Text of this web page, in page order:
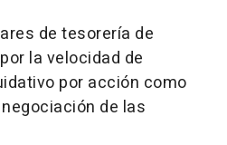
de tesorería de
la velocidad de
por acción como
de las